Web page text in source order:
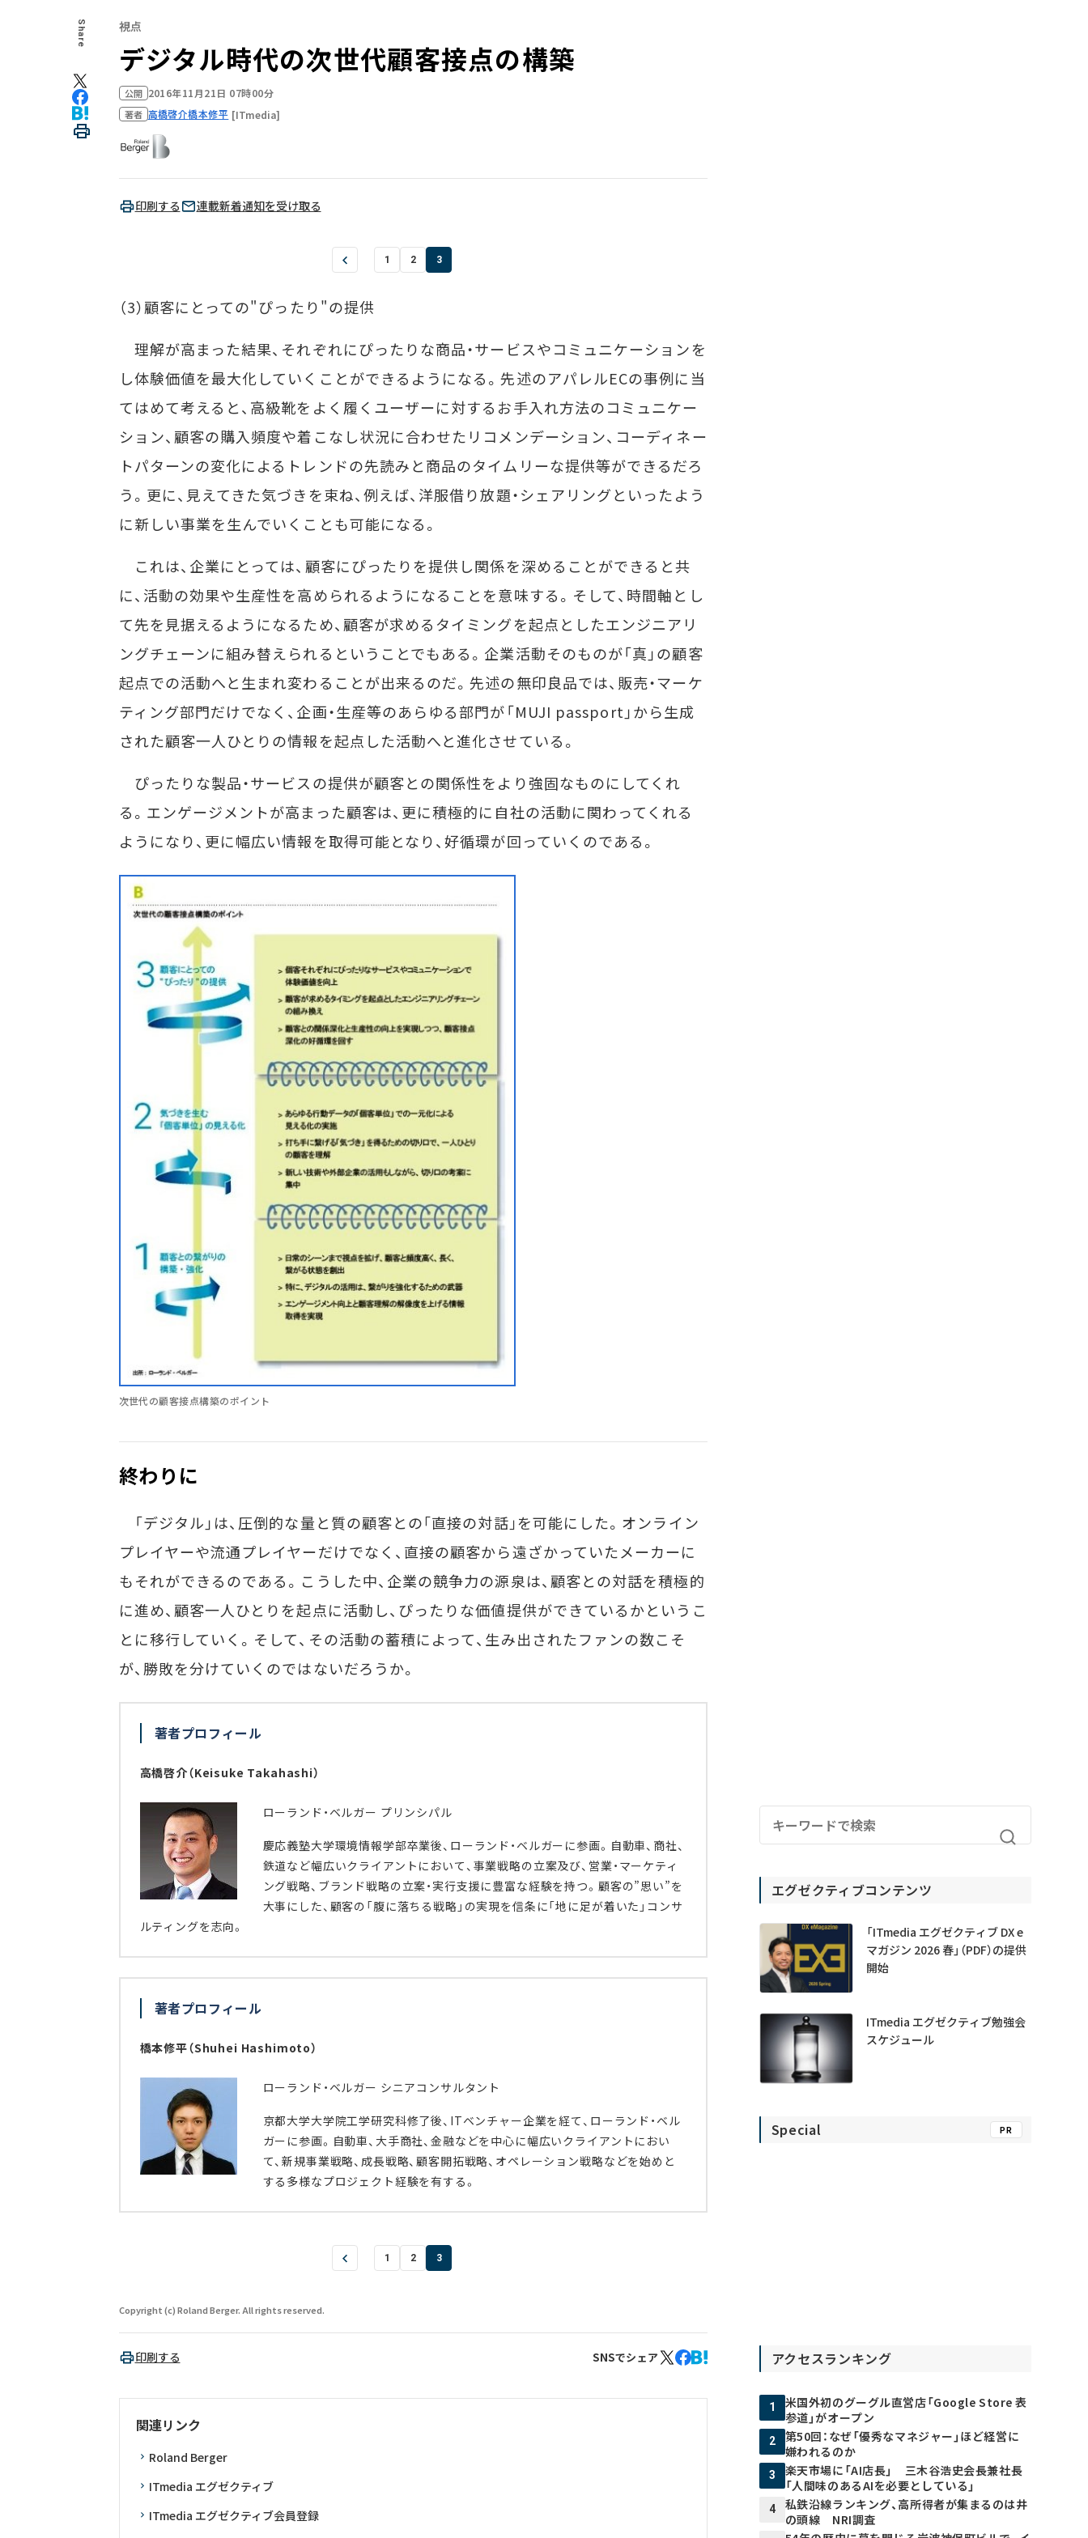
Share 視点
デジタル時代の次世代顧客接点の構築
公開 2016年11月21日 07時00分
著者 高橋啓介橋本修平 [ITmedia]
印刷する 連載新着通知を受け取る
1 2 3
（3）顧客にとっての"ぴったり"の提供
理解が高まった結果、それぞれにぴったりな商品・サービスやコミュニケーションを
し体験価値を最大化していくことができるようになる。先述のアパレルECの事例に当
てはめて考えると、高級靴をよく履くユーザーに対するお手入れ方法のコミュニケー
ション、顧客の購入頻度や着こなし状況に合わせたリコメンデーション、コーディネー
トパターンの変化によるトレンドの先読みと商品のタイムリーな提供等ができるだろ
う。更に、見えてきた気づきを束ね、例えば、洋服借り放題・シェアリングといったよう
に新しい事業を生んでいくことも可能になる。
これは、企業にとっては、顧客にぴったりを提供し関係を深めることができると共
に、活動の効果や生産性を高められるようになることを意味する。そして、時間軸とし
て先を見据えるようになるため、顧客が求めるタイミングを起点としたエンジニアリ
ングチェーンに組み替えられるということでもある。企業活動そのものが「真」の顧客
起点での活動へと生まれ変わることが出来るのだ。先述の無印良品では、販売・マーケ
ティング部門だけでなく、企画・生産等のあらゆる部門が「MUJI passport」から生成
された顧客一人ひとりの情報を起点した活動へと進化させている。
ぴったりな製品・サービスの提供が顧客との関係性をより強固なものにしてくれ
る。エンゲージメントが高まった顧客は、更に積極的に自社の活動に関わってくれる
ようになり、更に幅広い情報を取得可能となり、好循環が回っていくのである。
次世代の顧客接点構築のポイント
終わりに
「デジタル」は、圧倒的な量と質の顧客との｢直接の対話｣を可能にした。オンライン
プレイヤーや流通プレイヤーだけでなく、直接の顧客から遠ざかっていたメーカーに
もそれができるのである。こうした中、企業の競争力の源泉は、顧客との対話を積極的
に進め、顧客一人ひとりを起点に活動し、ぴったりな価値提供ができているかというこ
とに移行していく。そして、その活動の蓄積によって、生み出されたファンの数こそ
が、勝敗を分けていくのではないだろうか。
著者プロフィール
高橋啓介（Keisuke Takahashi）
ローランド・ベルガー プリンシパル
慶応義塾大学環境情報学部卒業後、ローランド・ベルガーに参画。自動車、商社、
鉄道など幅広いクライアントにおいて、事業戦略の立案及び、営業・マーケティ
ング戦略、ブランド戦略の立案・実行支援に豊富な経験を持つ。顧客の”思い”を
大事にした、顧客の「腹に落ちる戦略」の実現を信条に「地に足が着いた」コンサ
ルティングを志向。
著者プロフィール
橋本修平（Shuhei Hashimoto）
ローランド・ベルガー シニアコンサルタント
京都大学大学院工学研究科修了後、ITベンチャー企業を経て、ローランド・ベル
ガーに参画。自動車、大手商社、金融などを中心に幅広いクライアントにおい
て、新規事業戦略、成長戦略、顧客開拓戦略、オペレーション戦略などを始めと
する多様なプロジェクト経験を有する。
1 2 3
Copyright (c) Roland Berger. All rights reserved.
印刷する SNSでシェア
関連リンク
Roland Berger
ITmedia エグゼクティブ
ITmedia エグゼクティブ会員登録
エグゼクティブコンテンツ
「ITmedia エグゼクティブ DX e
マガジン 2026 春」（PDF）の提供
開始
ITmedia エグゼクティブ勉強会
スケジュール
Special PR
アクセスランキング
1
米国外初のグーグル直営店「Google Store 表
参道」がオープン
2
第50回：なぜ「優秀なマネジャー」ほど経営に
嫌われるのか
3
楽天市場に「AI店長」 三木谷浩史会長兼社長
「人間味のあるAIを必要としている」
4
私鉄沿線ランキング、高所得者が集まるのは井
の頭線 NRI調査